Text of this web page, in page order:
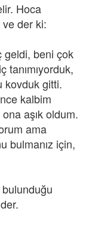
Hoca
der ki:
geldi, beni çok
kovduk gitti.
kalbim
aşık oldum.
ama
bulmanız için,
der.